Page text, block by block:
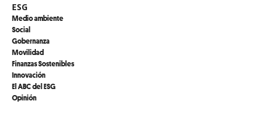
ESG
Medio ambiente
Social
Gobernanza
Movilidad
Finanzas Sostenibles
Innovación
El ABC del ESG
Opinión